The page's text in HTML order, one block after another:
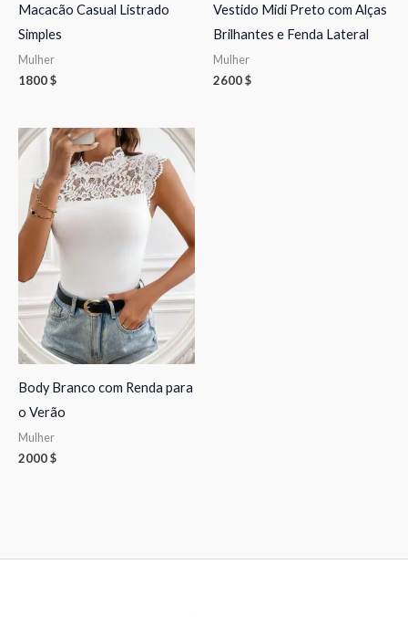
Macacão Casual Listrado
Simples
Mulher
1800$
Vestido Midi Preto com Alças
Brilhantes e Fenda Lateral
Mulher
2600$
Body Branco com Renda para
o Verão
Mulher
2000$